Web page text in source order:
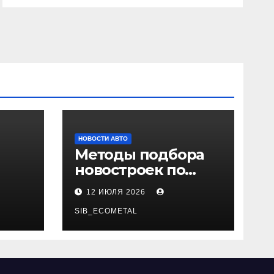
НОВОСТИ АВТО
Методы подбора
новостроек по
заданным
критериям
12 ИЮЛЯ 2026
SIB_ECOMETAL